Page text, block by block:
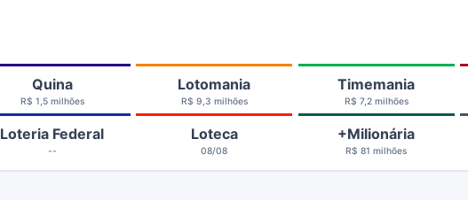
Quina
R$ 1,5 milhões
Lotomania
R$ 9,3 milhões
Timemania
R$ 7,2 milhões
Loteria Federal
--
Loteca
08/08
+Milionária
R$ 81 milhões